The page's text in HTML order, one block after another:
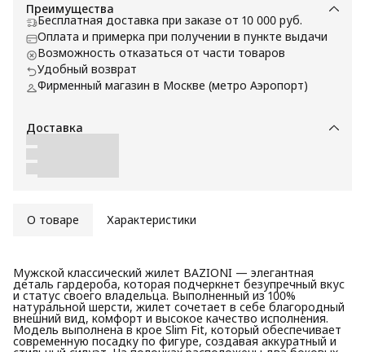
Преимущества
Бесплатная доставка при заказе от 10 000 руб.
Оплата и примерка при получении в пункте выдачи
Возможность отказаться от части товаров
Удобный возврат
Фирменный магазин в Москве (метро Аэропорт)
Доставка
О товаре Характеристики
Мужской классический жилет BAZIONI — элегантная
деталь гардероба, которая подчеркнет безупречный вкус
и статус своего владельца. Выполненный из 100%
натуральной шерсти, жилет сочетает в себе благородный
внешний вид, комфорт и высокое качество исполнения.
Модель выполнена в крое Slim Fit, который обеспечивает
современную посадку по фигуре, создавая аккуратный и